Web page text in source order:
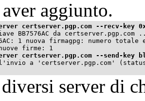
aggiunto.
certserver.pgp.com --recv-key
BB7576AC da certserver.pgp.com
1 nuova firmagpg: numero totale
certserver.pgp.com --send-key
a 'certserver.pgp.com'
server di